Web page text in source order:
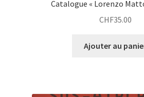
Catalogue « Lorenzo
CHF35.00
Ajouter au